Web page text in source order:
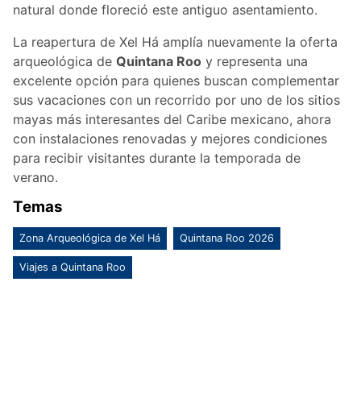
natural donde floreció este antiguo asentamiento.
La reapertura de Xel Há amplía nuevamente la oferta
arqueológica de Quintana Roo y representa una
excelente opción para quienes buscan complementar
sus vacaciones con un recorrido por uno de los sitios
mayas más interesantes del Caribe mexicano, ahora
con instalaciones renovadas y mejores condiciones
para recibir visitantes durante la temporada de
verano.
Temas
Zona Arqueológica de Xel Há Quintana Roo 2026
Viajes a Quintana Roo